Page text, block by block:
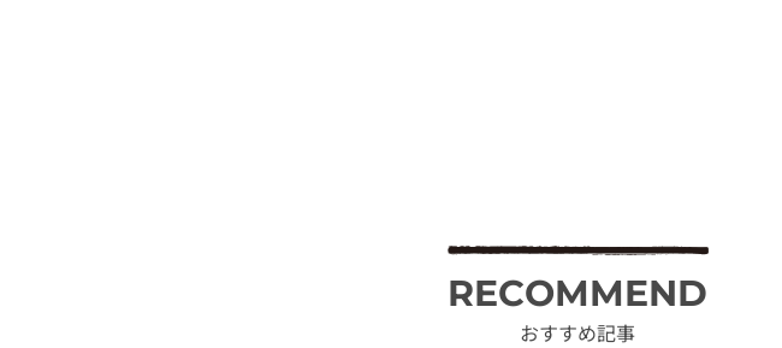
RECOMMEND
おすすめ記事